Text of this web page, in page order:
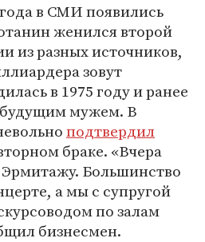
в СМИ появились
женился второй
из разных источников,
зовут
в 1975 году и ранее
будущим мужем. В
подтвердил
браке. «Вчера
Эрмитажу. Большинство
а мы с супругой
по залам
бизнесмен.